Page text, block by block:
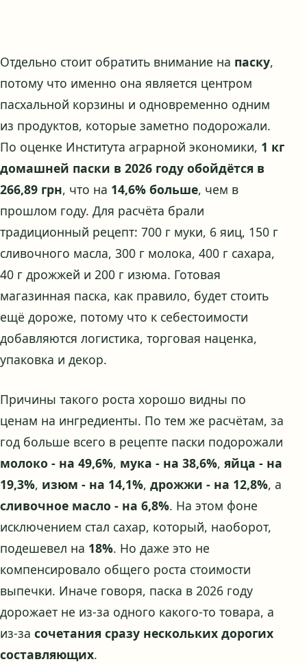
Отдельно стоит обратить внимание на паску,
потому что именно она является центром
пасхальной корзины и одновременно одним
из продуктов, которые заметно подорожали.
По оценке Института аграрной экономики, 1 кг
домашней паски в 2026 году обойдётся в
266,89 грн, что на 14,6% больше, чем в
прошлом году. Для расчёта брали
традиционный рецепт: 700 г муки, 6 яиц, 150 г
сливочного масла, 300 г молока, 400 г сахара,
40 г дрожжей и 200 г изюма. Готовая
магазинная паска, как правило, будет стоить
ещё дороже, потому что к себестоимости
добавляются логистика, торговая наценка,
упаковка и декор.
Причины такого роста хорошо видны по
ценам на ингредиенты. По тем же расчётам, за
год больше всего в рецепте паски подорожали
молоко - на 49,6%, мука - на 38,6%, яйца - на
19,3%, изюм - на 14,1%, дрожжи - на 12,8%, а
сливочное масло - на 6,8%. На этом фоне
исключением стал сахар, который, наоборот,
подешевел на 18%. Но даже это не
компенсировало общего роста стоимости
выпечки. Иначе говоря, паска в 2026 году
дорожает не из-за одного какого-то товара, а
из-за сочетания сразу нескольких дорогих
составляющих.